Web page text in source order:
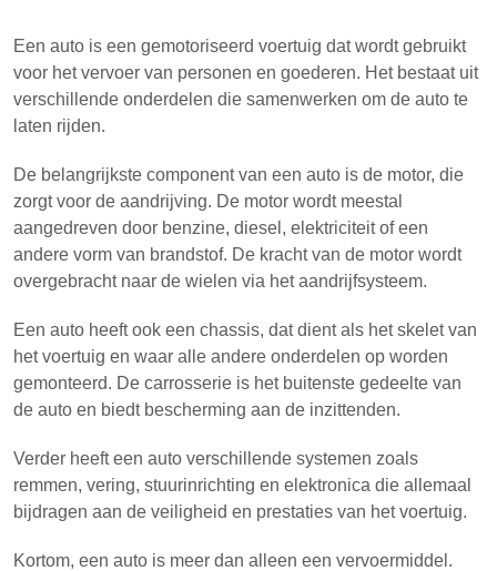
Een auto is een gemotoriseerd voertuig dat wordt gebruikt
voor het vervoer van personen en goederen. Het bestaat uit
verschillende onderdelen die samenwerken om de auto te
laten rijden.
De belangrijkste component van een auto is de motor, die
zorgt voor de aandrijving. De motor wordt meestal
aangedreven door benzine, diesel, elektriciteit of een
andere vorm van brandstof. De kracht van de motor wordt
overgebracht naar de wielen via het aandrijfsysteem.
Een auto heeft ook een chassis, dat dient als het skelet van
het voertuig en waar alle andere onderdelen op worden
gemonteerd. De carrosserie is het buitenste gedeelte van
de auto en biedt bescherming aan de inzittenden.
Verder heeft een auto verschillende systemen zoals
remmen, vering, stuurinrichting en elektronica die allemaal
bijdragen aan de veiligheid en prestaties van het voertuig.
Kortom, een auto is meer dan alleen een vervoermiddel.